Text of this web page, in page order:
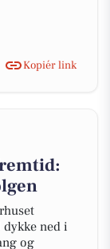
Kopiér link
dykke ned i
og